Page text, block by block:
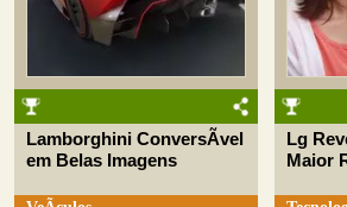
Lamborghini ConversÃ­vel
em Belas Imagens
Lg
Maior